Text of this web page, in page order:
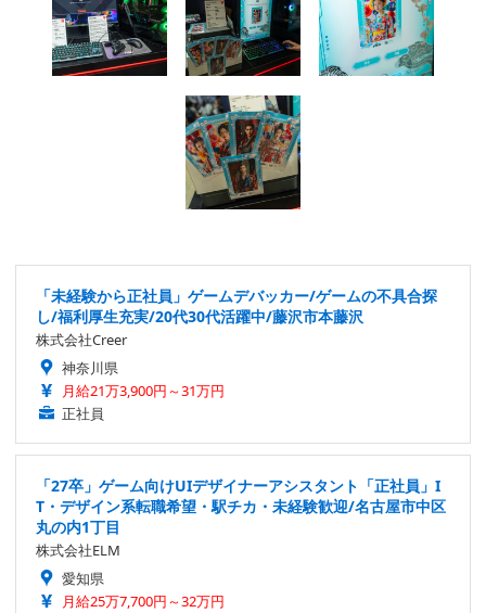
「未経験から正社員」ゲームデバッカー/ゲームの不具合探
し/福利厚生充実/20代30代活躍中/藤沢市本藤沢
株式会社Creer
神奈川県
月給21万3,900円～31万円
正社員
「27卒」ゲーム向けUIデザイナーアシスタント「正社員」I
T・デザイン系転職希望・駅チカ・未経験歓迎/名古屋市中区
丸の内1丁目
株式会社ELM
愛知県
月給25万7,700円～32万円